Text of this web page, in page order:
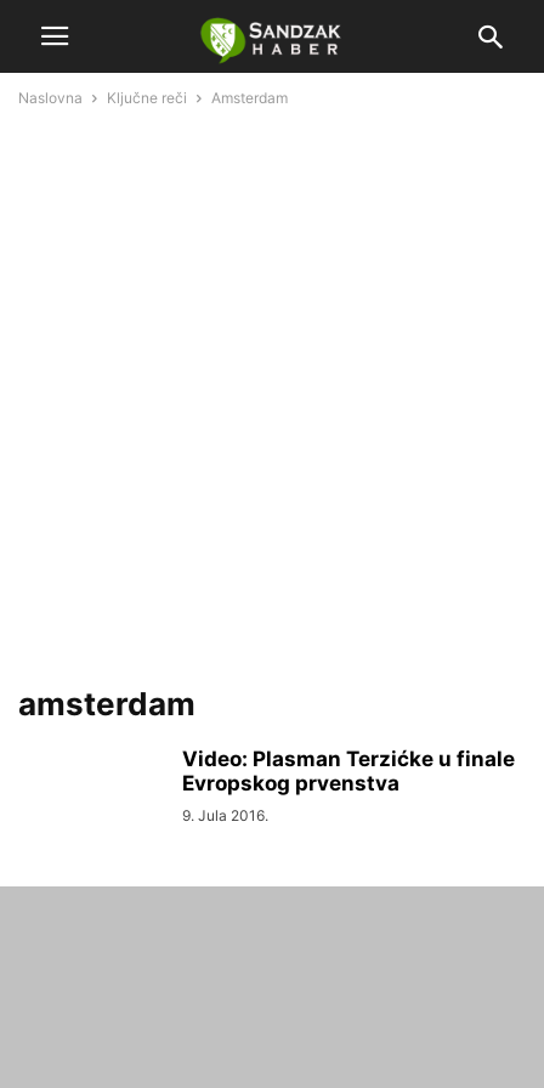
Naslovna Ključne reči Amsterdam
amsterdam
Video: Plasman Terzićke u finale
Evropskog prvenstva
9. Jula 2016.